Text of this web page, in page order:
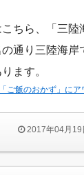
ちら、「三陸
の通り三陸海岸
ます。
「ご飯のおかず」に
2017年04月19